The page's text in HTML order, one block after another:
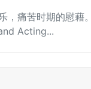
，痛苦时期的慰藉。
Acting...